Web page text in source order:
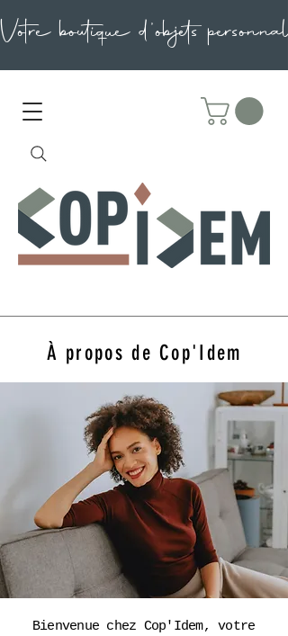
À propos de Cop'Idem
Bienvenue chez Cop'Idem, votre